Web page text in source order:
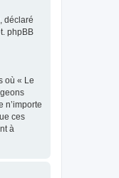
déclaré
phpBB
où « Le
n’importe
ces
à